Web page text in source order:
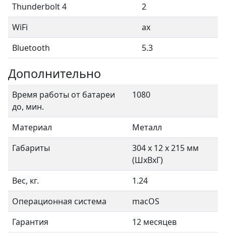
Thunderbolt 4
2
WiFi
ax
Bluetooth
5.3
Дополнительно
Время работы от батареи
до, мин.
1080
Материал
Металл
Габариты
304 x 12 x 215 мм
(ШхВхГ)
Вес, кг.
1.24
Операционная система
macOS
Гарантия
12 месяцев